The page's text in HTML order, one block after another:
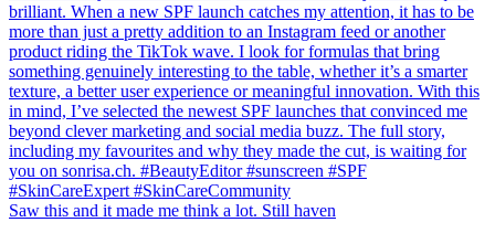
Saw this and it made me think a lot. Still haven